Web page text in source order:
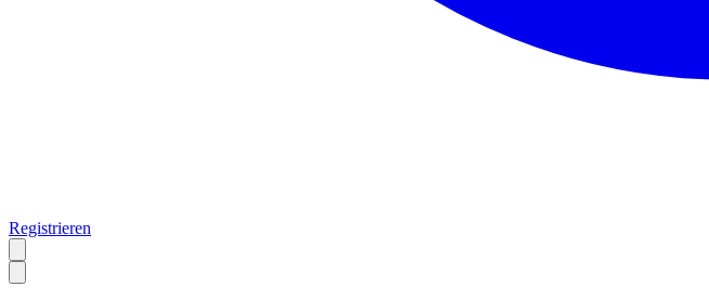
Registrieren